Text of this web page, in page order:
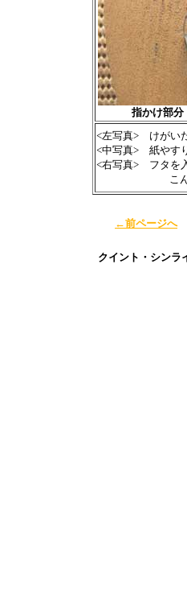
指かけ部分
<左写真> けがい
<中写真> 紙やす
<右写真> フタを
こんなことは
←前ページへ
クイント・シン